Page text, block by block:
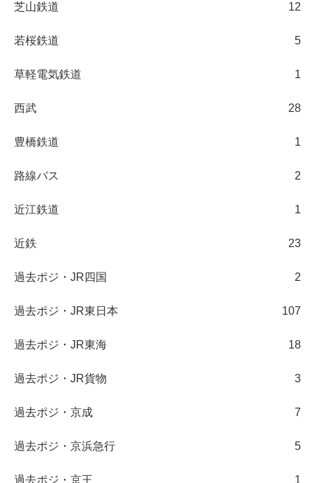
芝山鉄道 12
若桜鉄道 5
草軽電気鉄道 1
西武 28
豊橋鉄道 1
路線バス 2
近江鉄道 1
近鉄 23
過去ポジ・JR四国 2
過去ポジ・JR東日本 107
過去ポジ・JR東海 18
過去ポジ・JR貨物 3
過去ポジ・京成 7
過去ポジ・京浜急行 5
過去ポジ・京王 1